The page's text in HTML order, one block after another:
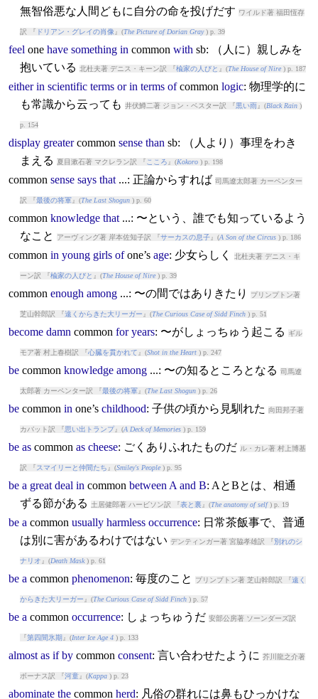
無智俗悪な人間どもに自分の命を投げだす ワイルド著 福田恆存
訳 『 ドリアン・グレイの肖像 』(The Picture of Dorian Gray) p. 39
feel one have something in common with sb: （人に）親しみを
抱いている 北杜夫著 デニス・キーン訳 『楡家の人びと 』(The House of Nire) p. 187
either in scientific terms or in terms of common logic: 物理学的に
も常識から云っても 井伏鱒二著 ジョン・ベスター訳 『黒い雨』(Black Rain)
p. 154
display greater common sense than sb: （人より）事理をわき
まえる
夏目漱石著 マクレラン訳 『 こころ 』(Kokoro) p. 198
common sense says that...: 正論からすれば 司馬遼太郎著 カーペンター
訳 『最後の将軍』(The Last Shogun) p. 60
common knowledge that...: 〜という、誰でも知っているよう
なこと
アーヴィング著 岸本佐知子訳 『サーカスの息子』(A Son of the Circus) p. 186
common in young girls ofone’s age: 少女らしく 北杜夫著 デニス・キ
ーン訳 『楡家の人びと 』(The House of Nire) p. 39
common enough among...: 〜の間ではありきたり プリンプトン著
芝山幹郎訳 『遠くからきた大リーガー 』(The Curious Case of Sidd Finch) p. 51
become damn common for years: 〜がしょっちゅう起こる ギル
モア著 村上春樹訳 『心臓を貫かれて 』(Shot in the Heart) p. 247
be common knowledge among...: 〜の知るところとなる 司馬遼
太郎著 カーペンター訳 『最後の将軍』(The Last Shogun) p. 26
be common in one’s childhood: 子供の頃から見馴れた 向田邦子著
カバット訳 『思い出トランプ』(A Deck of Memories) p. 159
be as common as cheese: ごくありふれたものだ ル・カレ著 村上博基
訳 『スマイリーと仲間たち 』(Smiley's People) p. 95
be a great deal in common between A and B: AとBとは、相通
ずる節がある
土居健郎著 ハービソン訳 『表と裏』(The anatomy of self) p. 19
be a common usually harmless occurrence: 日常茶飯事で、普通
は別に害があるわけではない デンティンガー著 宮脇孝雄訳 『別れのシ
ナリオ 』(Death Mask) p. 61
be a common phenomenon: 毎度のこと プリンプトン著 芝山幹郎訳 『遠く
からきた大リーガー 』(The Curious Case of Sidd Finch) p. 57
be a common occurrence: しょっちゅうだ 安部公房著 ソーンダーズ訳
『第四間氷期 』(Inter Ice Age 4) p. 133
almost as if by common consent: 言い合わせたように 芥川龍之介著
ボーナス訳 『河童』(Kappa) p. 23
abominate the common herd: 凡俗の群れには鼻もひっかけな